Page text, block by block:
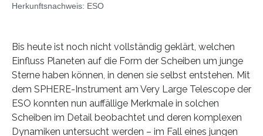
Herkunftsnachweis: ESO
Bis heute ist noch nicht vollständig geklärt, welchen
Einfluss Planeten auf die Form der Scheiben um junge
Sterne haben können, in denen sie selbst entstehen. Mit
dem SPHERE-Instrument am Very Large Telescope der
ESO konnten nun auffällige Merkmale in solchen
Scheiben im Detail beobachtet und deren komplexen
Dynamiken untersucht werden – im Fall eines jungen